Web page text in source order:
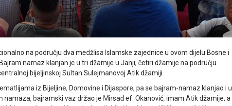
na području dva medžlisa Islamske zajednice u ovom dijelu Bosne i
namaz klanjan je u tri džamije u Janji, četiri džamije na području
bijeljinskoj Sultan Sulejmanovoj Atik džamiji.
iz Bijeljine, Domovine i Dijaspore, pa se bajram-namaz klanjao i u
namaza, bajramski vaz držao je Mirsad ef. Okanović, imam Atik džamije, a